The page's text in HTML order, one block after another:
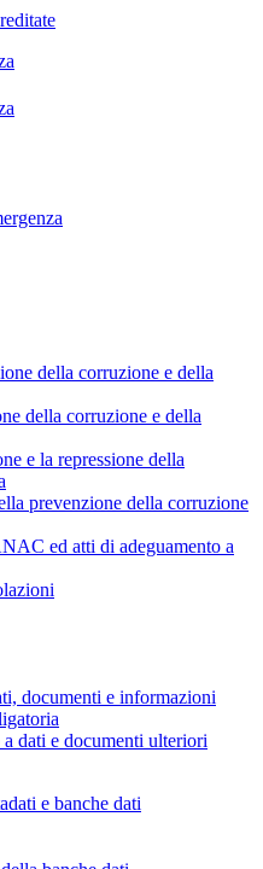
della corruzione e della
della corruzione e della
e la repressione della
prevenzione della corruzione
ed atti di adeguamento a
documenti e informazioni
dati e documenti ulteriori
e banche dati